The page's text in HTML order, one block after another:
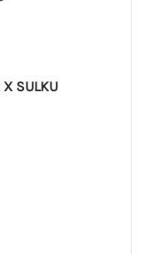
2 X SULKU